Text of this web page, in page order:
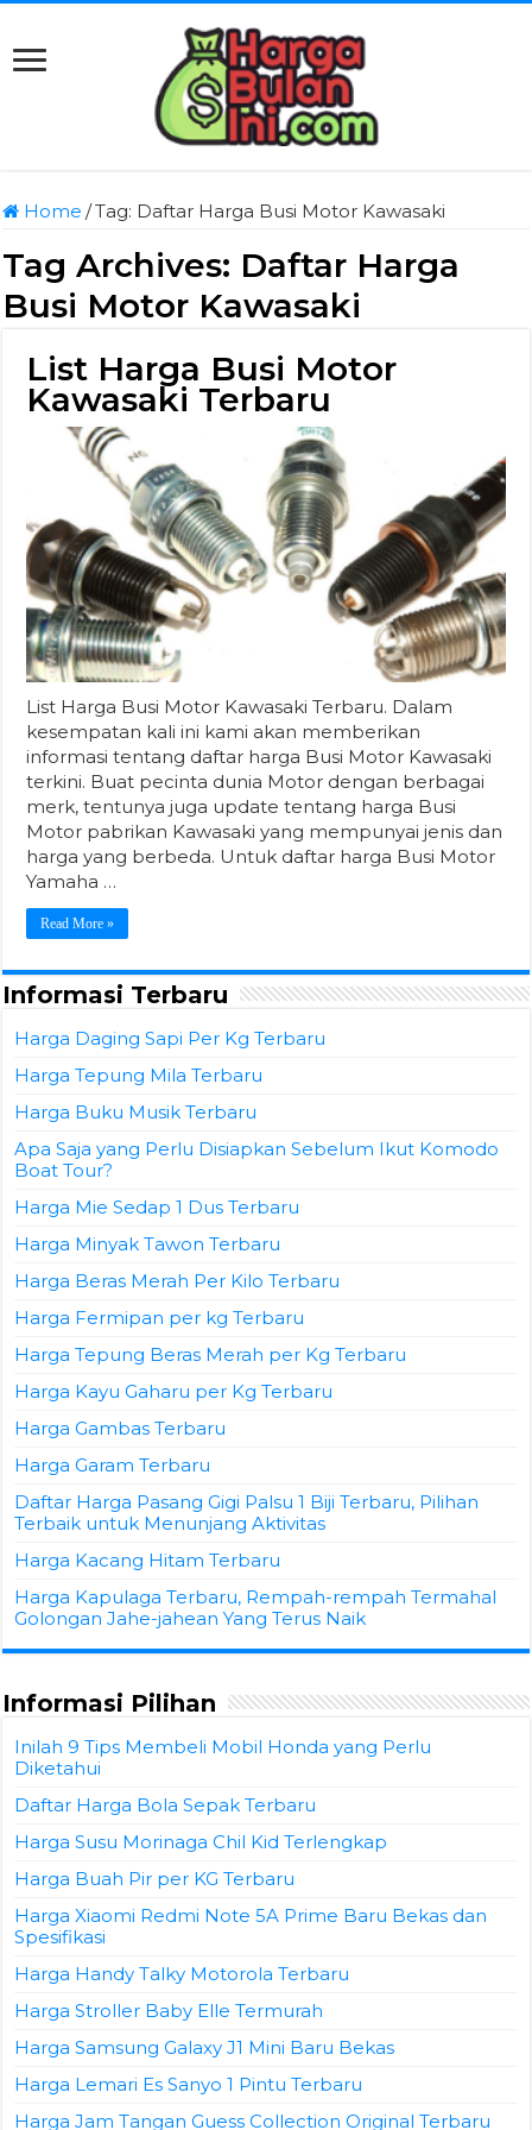
Home /Tag: Daftar Harga Busi Motor Kawasaki
Tag Archives: Daftar Harga
Busi Motor Kawasaki
List Harga Busi Motor
Kawasaki Terbaru
List Harga Busi Motor Kawasaki Terbaru. Dalam
kesempatan kali ini kami akan memberikan
informasi tentang daftar harga Busi Motor Kawasaki
terkini. Buat pecinta dunia Motor dengan berbagai
merk, tentunya juga update tentang harga Busi
Motor pabrikan Kawasaki yang mempunyai jenis dan
harga yang berbeda. Untuk daftar harga Busi Motor
Yamaha …
Read More »
Informasi Terbaru
Harga Daging Sapi Per Kg Terbaru
Harga Tepung Mila Terbaru
Harga Buku Musik Terbaru
Apa Saja yang Perlu Disiapkan Sebelum Ikut Komodo
Boat Tour?
Harga Mie Sedap 1 Dus Terbaru
Harga Minyak Tawon Terbaru
Harga Beras Merah Per Kilo Terbaru
Harga Fermipan per kg Terbaru
Harga Tepung Beras Merah per Kg Terbaru
Harga Kayu Gaharu per Kg Terbaru
Harga Gambas Terbaru
Harga Garam Terbaru
Daftar Harga Pasang Gigi Palsu 1 Biji Terbaru, Pilihan
Terbaik untuk Menunjang Aktivitas
Harga Kacang Hitam Terbaru
Harga Kapulaga Terbaru, Rempah-rempah Termahal
Golongan Jahe-jahean Yang Terus Naik
Informasi Pilihan
Inilah 9 Tips Membeli Mobil Honda yang Perlu
Diketahui
Daftar Harga Bola Sepak Terbaru
Harga Susu Morinaga Chil Kid Terlengkap
Harga Buah Pir per KG Terbaru
Harga Xiaomi Redmi Note 5A Prime Baru Bekas dan
Spesifikasi
Harga Handy Talky Motorola Terbaru
Harga Stroller Baby Elle Termurah
Harga Samsung Galaxy J1 Mini Baru Bekas
Harga Lemari Es Sanyo 1 Pintu Terbaru
Harga Jam Tangan Guess Collection Original Terbaru